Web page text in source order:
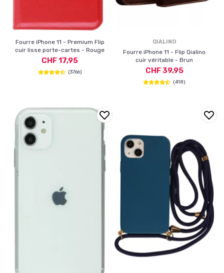
Fourre iPhone 11 - Premium Flip
cuir lisse porte-cartes - Rouge
CHF 17,95
(3766)
QIALINO
Fourre iPhone 11 - Flip Qialino
cuir véritable - Brun
CHF 39,95
(418)